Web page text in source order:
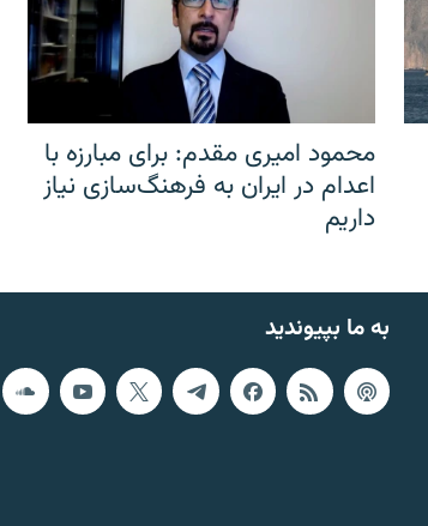
محمود امیری مقدم: برای مبارزه با
اعدام در ایران به فرهنگ‌سازی نیاز
داریم
به ما بپیوندید